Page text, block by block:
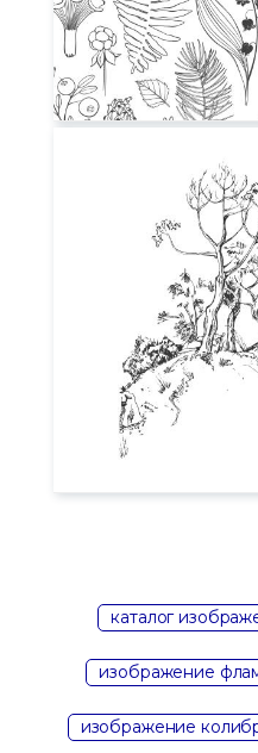
каталог
изображение
изображение